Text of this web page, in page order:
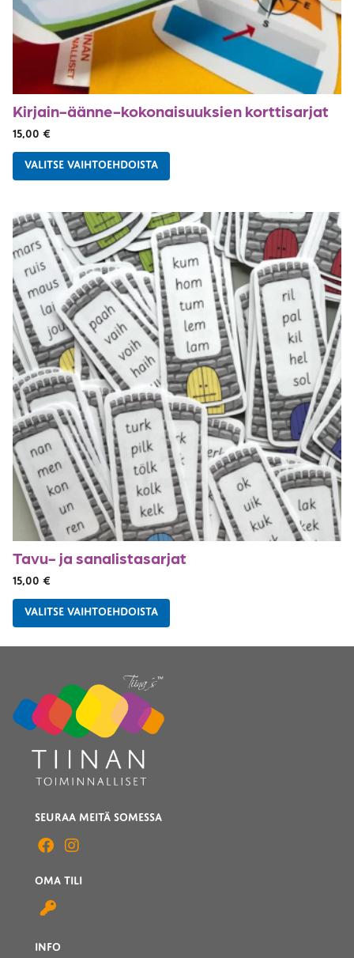
Kirjain-äänne-kokonaisuuksien korttisarjat
15,00 €
VALITSE VAIHTOEHDOISTA
Tavu- ja sanalistasarjat
15,00 €
VALITSE VAIHTOEHDOISTA
SEURAA MEITÄ SOMESSA
OMA TILI
INFO